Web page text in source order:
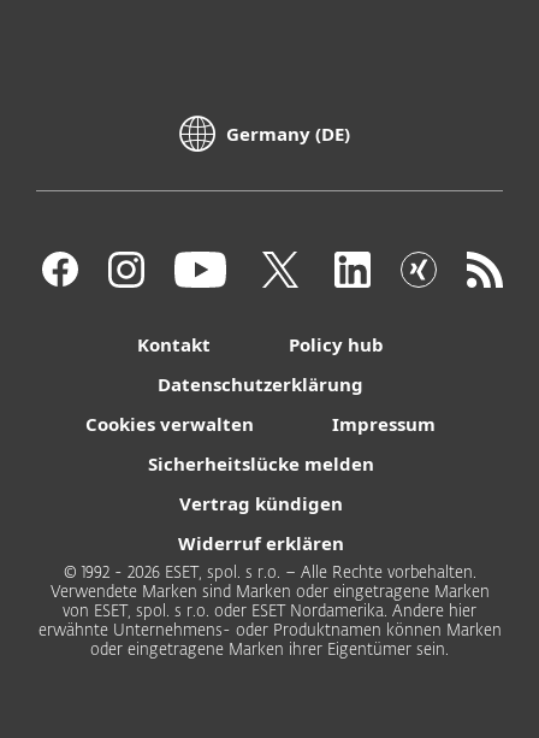
Germany (DE)
Kontakt
Policy hub
Datenschutzerklärung
Cookies verwalten
Impressum
Sicherheitslücke melden
Vertrag kündigen
Widerruf erklären
© 1992 - 2026 ESET, spol. s r.o. – Alle Rechte vorbehalten.
Verwendete Marken sind Marken oder eingetragene Marken
von ESET, spol. s r.o. oder ESET Nordamerika. Andere hier
erwähnte Unternehmens- oder Produktnamen können Marken
oder eingetragene Marken ihrer Eigentümer sein.